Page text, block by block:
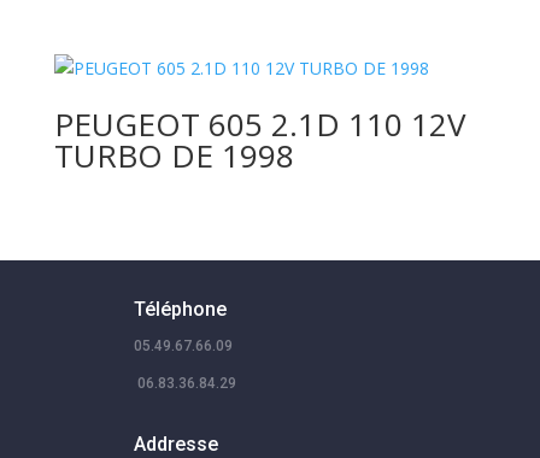
PEUGEOT 605 2.1D 110 12V
TURBO DE 1998
Téléphone
05.49.67.66.09
06.83.36.84.29
Addresse